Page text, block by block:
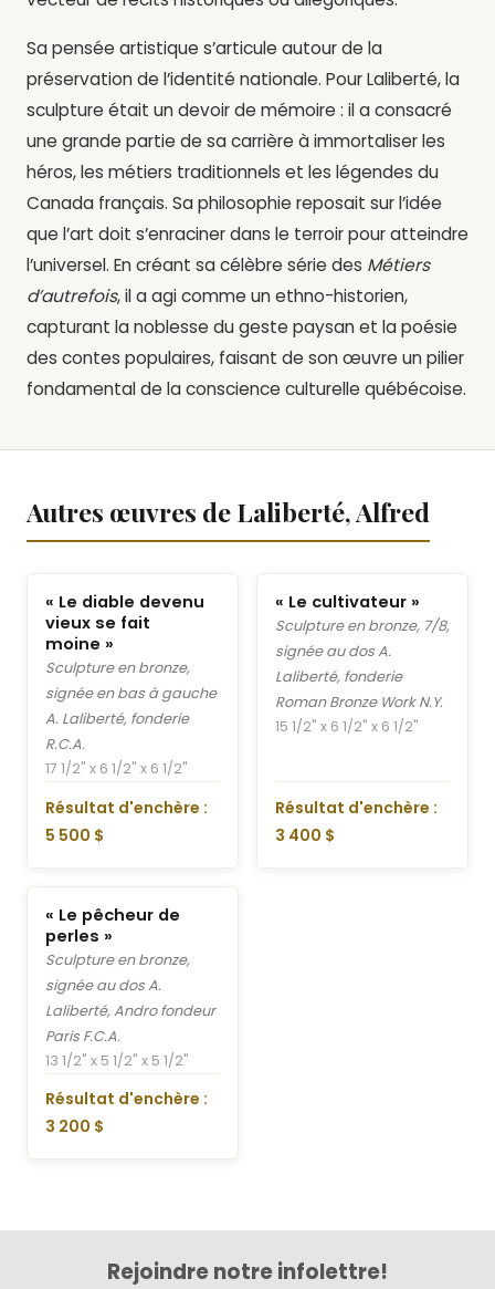
Sa pensée artistique s’articule autour de la
préservation de l’identité nationale. Pour Laliberté, la
sculpture était un devoir de mémoire : il a consacré
une grande partie de sa carrière à immortaliser les
héros, les métiers traditionnels et les légendes du
Canada français. Sa philosophie reposait sur l’idée
que l’art doit s’enraciner dans le terroir pour atteindre
l’universel. En créant sa célèbre série des Métiers
d’autrefois, il a agi comme un ethno-historien,
capturant la noblesse du geste paysan et la poésie
des contes populaires, faisant de son œuvre un pilier
fondamental de la conscience culturelle québécoise.
Autres œuvres de Laliberté, Alfred
« Le diable devenu
vieux se fait
moine »
Sculpture en bronze,
signée en bas à gauche
A. Laliberté, fonderie
R.C.A.
17 1/2" x 6 1/2" x 6 1/2"
Résultat d'enchère :
5 500 $
« Le cultivateur »
Sculpture en bronze, 7/8,
signée au dos A.
Laliberté, fonderie
Roman Bronze Work N.Y.
15 1/2" x 6 1/2" x 6 1/2"
Résultat d'enchère :
3 400 $
« Le pêcheur de
perles »
Sculpture en bronze,
signée au dos A.
Laliberté, Andro fondeur
Paris F.C.A.
13 1/2" x 5 1/2" x 5 1/2"
Résultat d'enchère :
3 200 $
Rejoindre notre infolettre!